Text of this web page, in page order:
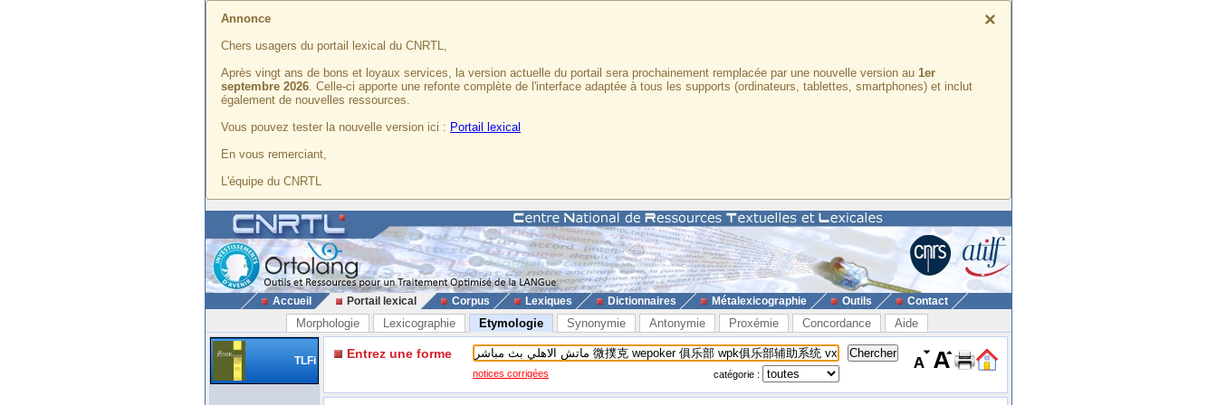
×
Annonce
Chers usagers du portail lexical du CNRTL,
Après vingt ans de bons et loyaux services, la version actuelle du portail sera prochainement remplacée par une nouvelle version au 1er
septembre 2026. Celle-ci apporte une refonte complète de l'interface adaptée à tous les supports (ordinateurs, tablettes, smartphones) et inclut
également de nouvelles ressources.
Vous pouvez tester la nouvelle version ici : Portail lexical
En vous remerciant,
L'équipe du CNRTL
Accueil Portail lexical Corpus Lexiques Dictionnaires Métalexicographie Outils Contact
Morphologie Lexicographie Etymologie Synonymie Antonymie Proxémie Concordance Aide
TLFi Entrez une forme
notices corrigées catégorie :